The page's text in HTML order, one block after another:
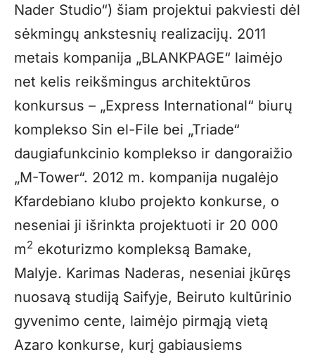
Nader Studio“) šiam projektui pakviesti dėl
sėkmingų ankstesnių realizacijų. 2011
metais kompanija „BLANKPAGE“ laimėjo
net kelis reikšmingus architektūros
konkursus – „Express International“ biurų
komplekso Sin el-File bei „Triade“
daugiafunkcinio komplekso ir dangoraižio
„M-Tower“. 2012 m. kompanija nugalėjo
Kfardebiano klubo projekto konkurse, o
neseniai ji išrinkta projektuoti ir 20 000
m2 ekoturizmo kompleksą Bamake,
Malyje. Karimas Naderas, neseniai įkūręs
nuosavą studiją Saifyje, Beiruto kultūrinio
gyvenimo cente, laimėjo pirmąją vietą
Azaro konkurse, kurį gabiausiems